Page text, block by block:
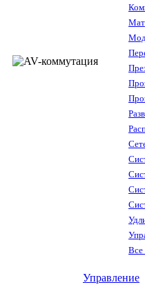
Все
Управление